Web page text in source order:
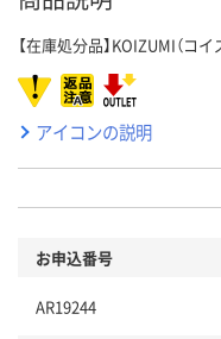
【在庫処分品】KOIZUMI（コ
アイコンの説明
お申込番号
AR19244